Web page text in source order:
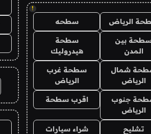
!
الرياض سطحه
بين
المدن
سطحة
هيدروليك
شمال
الرياض
سطحة غرب
الرياض
جنوب
الرياض
اقرب سطحة
تشليح
شراء سيارات